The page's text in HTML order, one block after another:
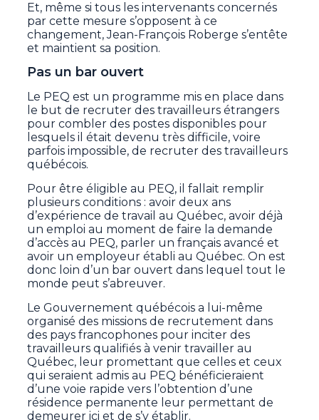
Et, même si tous les intervenants concernés
par cette mesure s’opposent à ce
changement, Jean-François Roberge s’entête
et maintient sa position.
Pas un bar ouvert
Le PEQ est un programme mis en place dans
le but de recruter des travailleurs étrangers
pour combler des postes disponibles pour
lesquels il était devenu très difficile, voire
parfois impossible, de recruter des travailleurs
québécois.
Pour être éligible au PEQ, il fallait remplir
plusieurs conditions : avoir deux ans
d’expérience de travail au Québec, avoir déjà
un emploi au moment de faire la demande
d’accès au PEQ, parler un français avancé et
avoir un employeur établi au Québec. On est
donc loin d’un bar ouvert dans lequel tout le
monde peut s’abreuver.
Le Gouvernement québécois a lui-même
organisé des missions de recrutement dans
des pays francophones pour inciter des
travailleurs qualifiés à venir travailler au
Québec, leur promettant que celles et ceux
qui seraient admis au PEQ bénéficieraient
d’une voie rapide vers l’obtention d’une
résidence permanente leur permettant de
demeurer ici et de s’y établir.